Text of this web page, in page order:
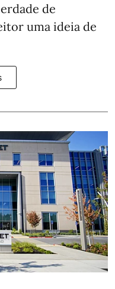
de
uma ideia de